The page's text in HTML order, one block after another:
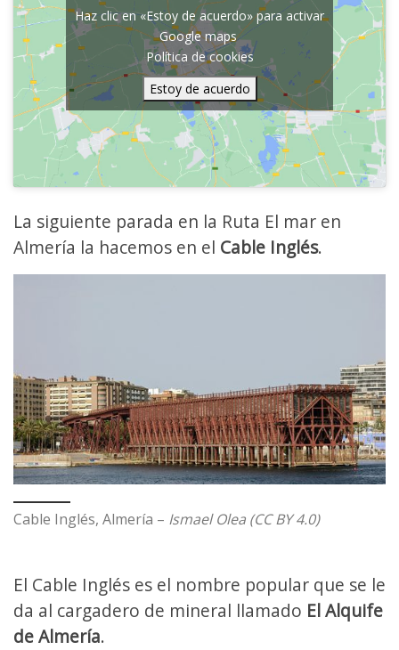
Haz clic en «Estoy de acuerdo» para activar
Google maps
Política de cookies
Estoy de acuerdo
La siguiente parada en la Ruta El mar en
Almería la hacemos en el Cable Inglés.
Cable Inglés, Almería – Ismael Olea (CC BY 4.0)
El Cable Inglés es el nombre popular que se le
da al cargadero de mineral llamado El Alquife
de Almería.